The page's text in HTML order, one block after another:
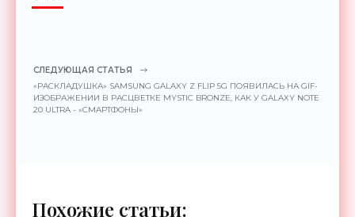
СЛЕДУЮЩАЯ СТАТЬЯ
«РАСКЛАДУШКА» SAMSUNG GALAXY Z FLIP 5G ПОЯВИЛАСЬ НА GIF-
ИЗОБРАЖЕНИИ В РАСЦВЕТКЕ MYSTIC BRONZE, КАК У GALAXY NOTE
20 ULTRA - «СМАРТФОНЫ»
Похожие статьи: